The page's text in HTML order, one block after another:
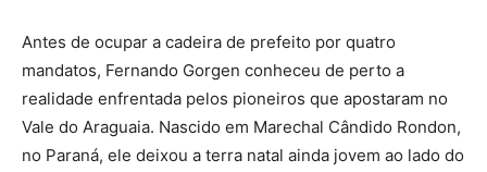
Antes de ocupar a cadeira de prefeito por quatro
mandatos, Fernando Gorgen conheceu de perto a
realidade enfrentada pelos pioneiros que apostaram no
Vale do Araguaia. Nascido em Marechal Cândido Rondon,
no Paraná, ele deixou a terra natal ainda jovem ao lado do